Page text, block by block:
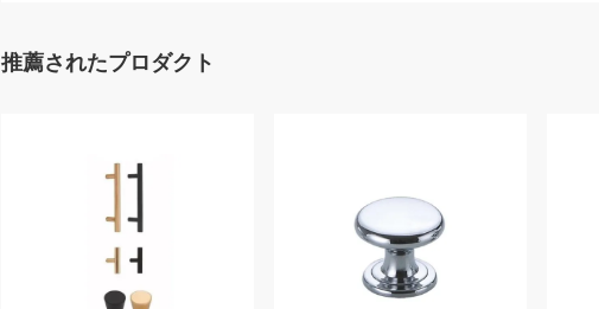
推薦されたプロダクト